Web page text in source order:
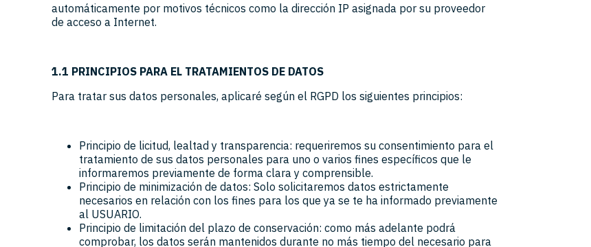
automáticamente por motivos técnicos como la dirección IP asignada por su proveedor
de acceso a Internet.
1.1 PRINCIPIOS PARA EL TRATAMIENTOS DE DATOS
Para tratar sus datos personales, aplicaré según el RGPD los siguientes principios:
Principio de licitud, lealtad y transparencia: requeriremos su consentimiento para el
tratamiento de sus datos personales para uno o varios fines específicos que le
informaremos previamente de forma clara y comprensible.
Principio de minimización de datos: Solo solicitaremos datos estrictamente
necesarios en relación con los fines para los que ya se te ha informado previamente
al USUARIO.
Principio de limitación del plazo de conservación: como más adelante podrá
comprobar, los datos serán mantenidos durante no más tiempo del necesario para